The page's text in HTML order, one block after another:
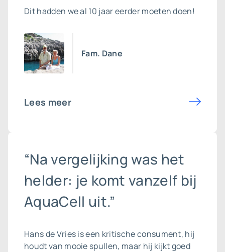
Dit hadden we al 10 jaar eerder moeten doen!
Fam. Dane
Lees meer
“Na vergelijking was het
helder: je komt vanzelf bij
AquaCell uit.”
Hans de Vries is een kritische consument, hij
houdt van mooie spullen, maar hij kijkt goed